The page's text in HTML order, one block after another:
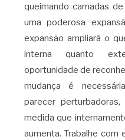
queimando camadas
uma poderosa
expansão ampliará o
interna quanto
oportunidade de
mudança é
parecer
medida que
aumenta. Trabalhe